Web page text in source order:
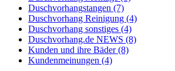
Duschvorhangstangen (7)
Duschvorhang Reinigung (4)
Duschvorhang sonstiges (4)
Duschvorhang.de NEWS (8)
Kunden und ihre Bäder (8)
Kundenmeinungen (4)